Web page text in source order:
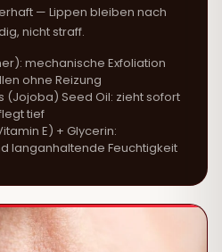
— Lippen bleiben nach
nicht straff.
mechanische Exfoliation
ohne Reizung
(Jojoba) Seed Oil: zieht sofort
tief
E) + Glycerin:
langanhaltende Feuchtigkeit